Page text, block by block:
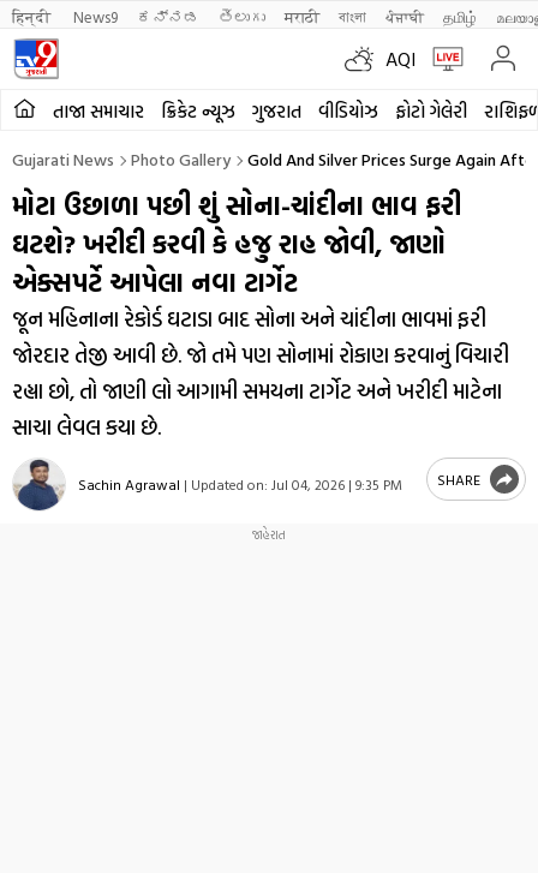
हिन्दी News9 ಕನ್ನಡ తెలుగు मराठी বাংলা ਪੰਜਾਬੀ தமிழ்
AQI
તાજા સમાચાર ક્રિકેટ ન્યૂઝ ગુજરાત વીડિયોઝ ફોટો ગેલેરી
Gujarati News Photo Gallery Gold And Silver Prices Surge Again
મોટા ઉછાળા પછી શું સોના-ચાંદીના ભાવ ફરી
ઘટશે? ખરીદી કરવી કે હજુ રાહ જોવી, જાણો
એક્સપર્ટે આપેલા નવા ટાર્ગેટ
જૂન મહિનાના રેકોર્ડ ઘટાડા બાદ સોના અને ચાંદીના ભાવમાં ફરી
જોરદાર તેજી આવી છે. જો તમે પણ સોનામાં રોકાણ કરવાનું વિચારી
રહ્યા છો, તો જાણી લો આગામી સમયના ટાર્ગેટ અને ખરીદી માટેના
સાચા લેવલ કયા છે.
Sachin Agrawal | Updated on: Jul 04, 2026 | 9:35 PM SHARE